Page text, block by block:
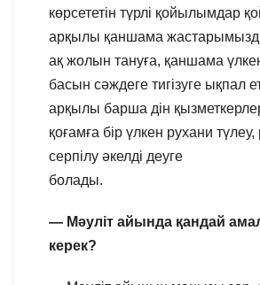
көрсететін түрлі қойылымдар
арқылы қаншама
ақ жолын тануға, қаншама
басын сәждеге тигізуге ықпал
арқылы барша дін
қоғамға бір үлкен рухани түлеу,
серпілу әкелді деуге
болады.
— Мәуліт айында қандай
керек?